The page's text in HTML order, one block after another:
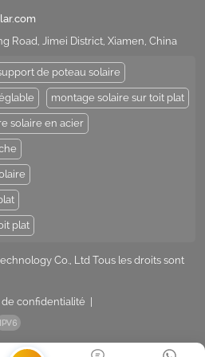
Road, Jimei District, Xiamen, China
de poteau solaire
montage solaire sur toit plat
solaire en acier
plat
Co., Ltd Tous les droits sont
confidentialité